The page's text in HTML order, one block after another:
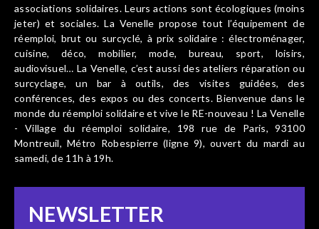
associations solidaires. Leurs actions sont écologiques (moins
jeter) et sociales. La Venelle propose tout l’équipement de
réemploi, brut ou surcyclé, à prix solidaire : électroménager,
cuisine, déco, mobilier, mode, bureau, sport, loisirs,
audiovisuel… La Venelle, c’est aussi des ateliers réparation ou
surcyclage, un bar à outils, des visites guidées, des
conférences, des expos ou des concerts. Bienvenue dans le
monde du réemploi solidaire et vive le RE-nouveau ! La Venelle
- Village du réemploi solidaire, 198 rue de Paris, 93100
Montreuil, Métro Robespierre (ligne 9), ouvert du mardi au
samedi, de 11h à 19h.
NEWSLETTER